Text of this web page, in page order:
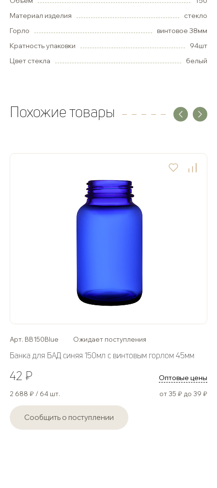
Материал изделия
стекло
Горло
винтовое 38мм
Кратность упаковки
94шт
Цвет стекла
белый
Похожие товары
Арт. BB150Blue Ожидает поступления
Банка для БАД синяя 150мл с винтовым горлом 45мм
42 ₽ Оптовые цены
2 688 ₽ / 64 шт. от 35 ₽ до 39 ₽
Сообщить о поступлении